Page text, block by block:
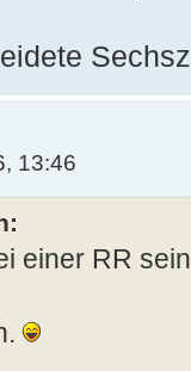
13:46
einer RR